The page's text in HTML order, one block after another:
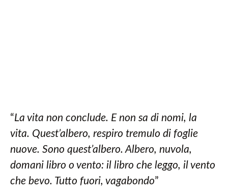
“La vita non conclude. E non sa di nomi, la
vita. Quest’albero, respiro tremulo di foglie
nuove. Sono quest’albero. Albero, nuvola,
domani libro o vento: il libro che leggo, il vento
che bevo. Tutto fuori, vagabondo”